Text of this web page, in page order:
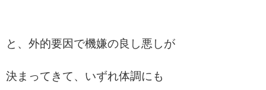
と、外的要因で機嫌の良し悪しが
決まってきて、いずれ体調にも